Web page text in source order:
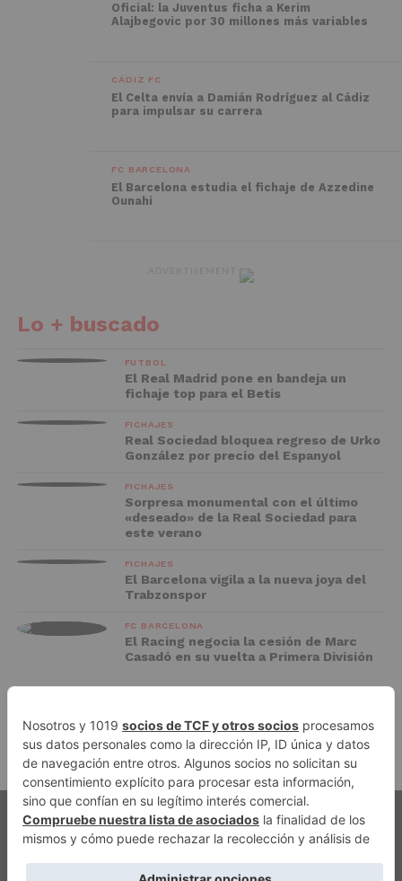
Oficial: la Juventus ficha a Kerim
Alajbegovic por 30 millones más variables
CÁDIZ FC
El Celta envía a Damián Rodríguez al Cádiz
para impulsar su carrera
FC BARCELONA
El Barcelona estudia el fichaje de Azzedine
Ounahi
Lo + buscado
FÚTBOL
El Real Madrid pone en bandeja un
fichaje top para el Betis
FICHAJES
Real Sociedad bloquea regreso de Urko
González por precio del Espanyol
FICHAJES
Sorpresa monumental con el último
«deseado» de la Real Sociedad para
este verano
FICHAJES
El Barcelona vigila a la nueva joya del
Trabzonspor
FC BARCELONA
El Racing negocia la cesión de Marc
Casadó en su vuelta a Primera División